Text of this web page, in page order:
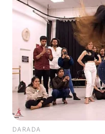
ACTIVAR AHORA
TEMAS
RECIBO DEL
CORTES DE
DARADA